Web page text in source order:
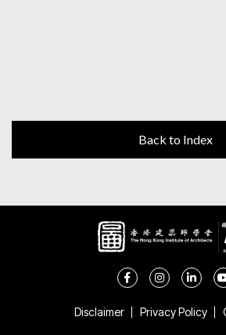
Back to Index
Disclaimer Privacy Policy